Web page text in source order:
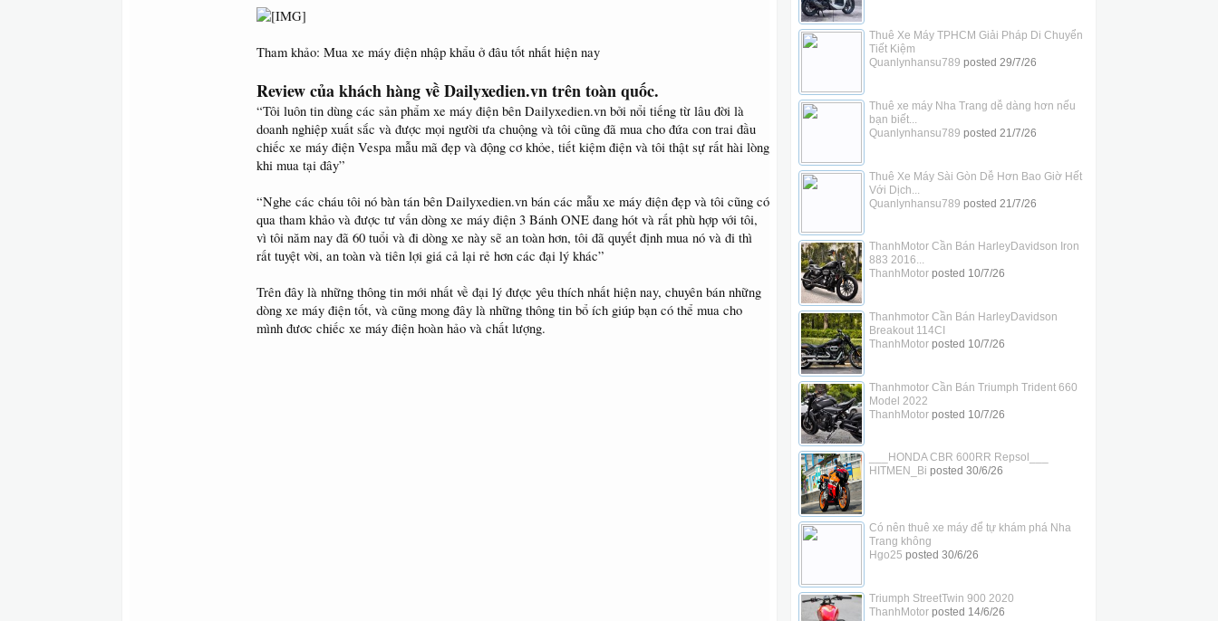
Tham khảo: Mua xe máy điện nhập khẩu ở đâu tốt nhất hiện nay
Review của khách hàng về Dailyxedien.vn trên toàn quốc.
“Tôi luôn tin dùng các sản phẩm xe máy điện bên Dailyxedien.vn bởi nổi tiếng từ lâu đời là
doanh nghiệp xuất sắc và được mọi người ưa chuộng và tôi cũng đã mua cho đứa con trai đầu
chiếc xe máy điện Vespa mẫu mã đẹp và động cơ khỏe, tiết kiệm điện và tôi thật sự rất hài lòng
khi mua tại đây”
“Nghe các cháu tôi nó bàn tán bên Dailyxedien.vn bán các mẫu xe máy điện đẹp và tôi cũng có
qua tham khảo và được tư vấn dòng xe máy điện 3 Bánh ONE đang hót và rất phù hợp với tôi,
vì tôi năm nay đã 60 tuổi và đi dòng xe này sẽ an toàn hơn, tôi đã quyết định mua nó và đi thì
rất tuyệt vời, an toàn và tiên lợi giá cả lại rẻ hơn các đại lý khác”
Trên đây là những thông tin mới nhất về đại lý được yêu thích nhất hiện nay, chuyên bán những
dòng xe máy điện tốt, và cũng mong đây là những thông tin bổ ích giúp bạn có thể mua cho
mình đươc chiếc xe máy điện hoàn hảo và chất lượng.
Thuê Xe Máy TPHCM Giải Pháp Di Chuyển
Tiết Kiệm
Quanlynhansu789 posted 29/7/26
Thuê xe máy Nha Trang dễ dàng hơn nếu
bạn biết...
Quanlynhansu789 posted 21/7/26
Thuê Xe Máy Sài Gòn Dễ Hơn Bao Giờ Hết
Với Dịch...
Quanlynhansu789 posted 21/7/26
ThanhMotor Cần Bán HarleyDavidson Iron
883 2016...
ThanhMotorposted 10/7/26
Thanhmotor Cần Bán HarleyDavidson
Breakout 114CI
ThanhMotorposted 10/7/26
Thanhmotor Cần Bán Triumph Trident 660
Model 2022
ThanhMotorposted 10/7/26
___HONDA CBR 600RR Repsol___
HITMEN_Bi posted 30/6/26
Có nên thuê xe máy để tự khám phá Nha
Trang không
Hgo25 posted 30/6/26
Triumph StreetTwin 900 2020
ThanhMotorposted 14/6/26